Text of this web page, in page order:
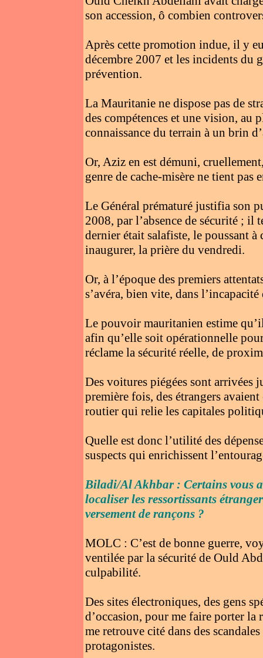
son accession, ô combien
Après cette promotion indue, il y
décembre 2007 et les incidents du
prévention.
La Mauritanie ne dispose pas de
des compétences et une vision, au
connaissance du terrain à un brin
Or, Aziz en est démuni,
genre de cache-misère ne tient pas
Le Général prématuré justifia son
2008, par l’absence de sécurité ; il
dernier était salafiste, le poussant
inaugurer, la prière du vendredi.
Or, à l’époque des premiers
s’avéra, bien vite, dans
Le pouvoir mauritanien estime
afin qu’elle soit opérationnelle
réclame la sécurité réelle, de
Des voitures piégées sont arrivées
première fois, des étrangers
routier qui relie les capitales
Quelle est donc l’utilité des
suspects qui enrichissent
Biladi/Al Akhbar : Certains vous
localiser les ressortissants
versement de rançons ?
MOLC : C’est de bonne guerre,
ventilée par la sécurité de Ould
culpabilité.
Des sites électroniques, des gens
d’occasion, pour me faire porter
me retrouve cité dans des
protagonistes.